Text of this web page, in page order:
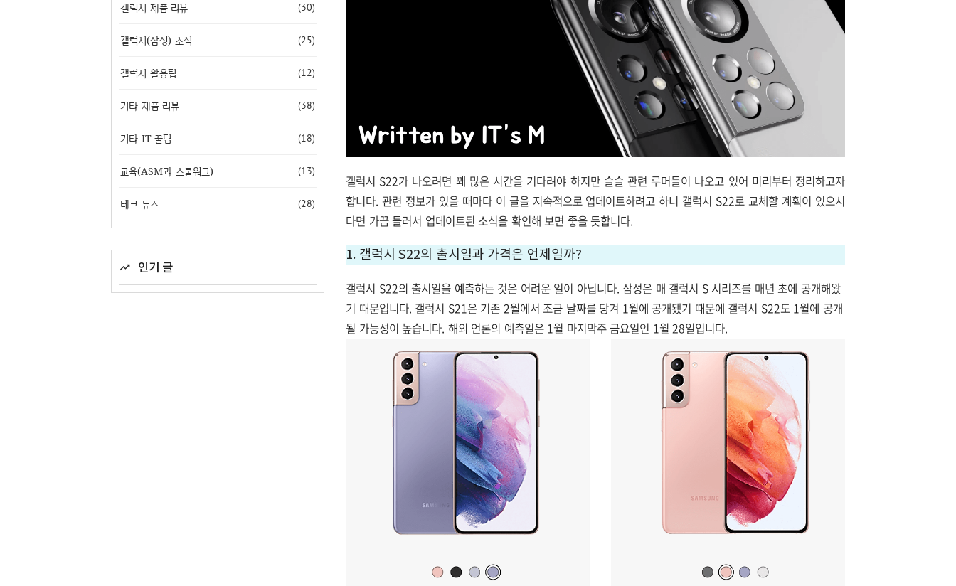
갤럭시 S22가 나오려면 꽤 많은 시간을 기다려야 하지만 슬슬 관련 루머들이 나오고 있어 미리부터 정리하고자
합니다. 관련 정보가 있을 때마다 이 글을 지속적으로 업데이트하려고 하니 갤럭시 S22로 교체할 계획이 있으시
다면 가끔 들러서 업데이트된 소식을 확인해 보면 좋을 듯합니다.
1. 갤럭시 S22의 출시일과 가격은 언제일까?
갤럭시 S22의 출시일을 예측하는 것은 어려운 일이 아닙니다. 삼성은 매 갤럭시 S 시리즈를 매년 초에 공개해왔
기 때문입니다. 갤럭시 S21은 기존 2월에서 조금 날짜를 당겨 1월에 공개됐기 때문에 갤럭시 S22도 1월에 공개
될 가능성이 높습니다. 해외 언론의 예측일은 1월 마지막주 금요일인 1월 28일입니다.
갤럭시 제품 리뷰 (30)
갤럭시(삼성) 소식 (25)
갤럭시 활용팁 (12)
기타 제품 리뷰 (38)
기타 IT 꿀팁 (18)
교육(ASM과 스쿨워크) (13)
테크 뉴스 (28)
인기 글